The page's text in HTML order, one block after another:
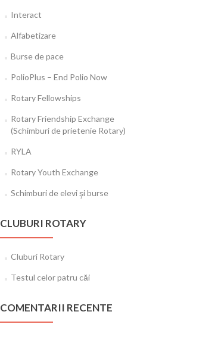
Interact
Alfabetizare
Burse de pace
PolioPlus – End Polio Now
Rotary Fellowships
Rotary Friendship Exchange
(Schimburi de prietenie Rotary)
RYLA
Rotary Youth Exchange
Schimburi de elevi şi burse
CLUBURI ROTARY
Cluburi Rotary
Testul celor patru căi
COMENTARII RECENTE